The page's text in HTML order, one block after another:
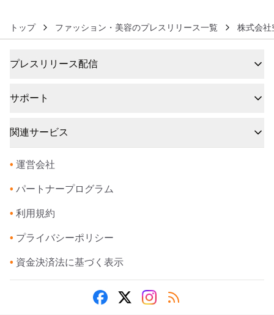
トップ ファッション・美容のプレスリリース一覧 株式会社
プレスリリース配信
サポート
関連サービス
• 運営会社
• パートナープログラム
• 利用規約
• プライバシーポリシー
• 資金決済法に基づく表示